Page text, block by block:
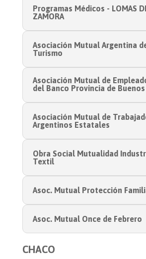
Programas Médicos - LOMAS
ZAMORA
Asociación Mutual Argentina
Turismo
Asociación Mutual de
del Banco Provincia de Buenos
Asociación Mutual de
Argentinos Estatales
Obra Social Mutualidad
Textil
Asoc. Mutual Protección
Asoc. Mutual Once de Febrero
CHACO